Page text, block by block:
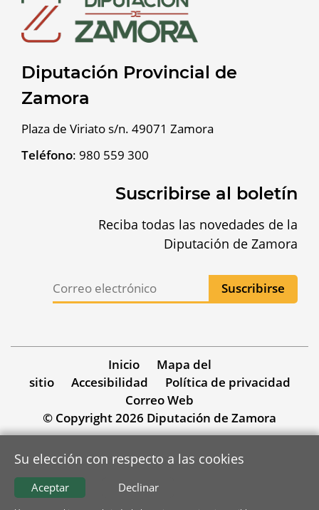
Diputación Provincial de
Zamora
Plaza de Viriato s/n. 49071 Zamora
Teléfono: 980 559 300
Suscribirse al boletín
Reciba todas las novedades de la
Diputación de Zamora
Inicio
Mapa del
sitio
Accesibilidad
Política de privacidad
Correo Web
© Copyright 2026 Diputación de Zamora
Su elección con respecto a las cookies
Declinar
Aceptar